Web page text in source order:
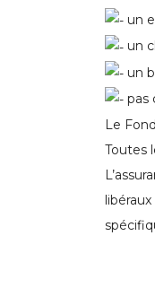
un
un
un
pas
Le
Toutes